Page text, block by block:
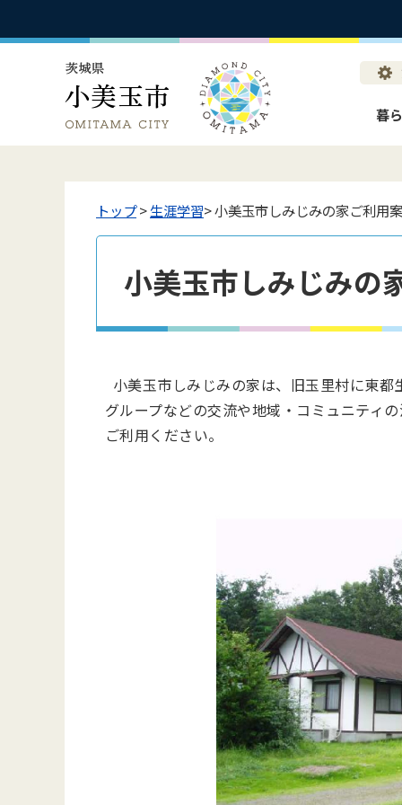
暮
トップ>生涯学習> 小美玉市しみじみの家ご利用
小美玉市しみじみの
小美玉市しみじみの家は、旧玉里村に東
グループなどの交流や地域・コミュニティ
ご利用ください。